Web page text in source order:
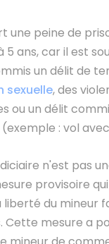
une peine de
5 ans, car il est
un délit de
sexuelle, des
ou un délit
: vol
n'est pas
provisoire
du mineur
Cette mesure a